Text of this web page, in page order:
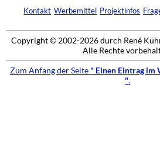
Kontakt Werbemittel Projektinfos
Copyright © 2002-2026 durch René
Alle Rechte
Zum Anfang der Seite " Einen Eintrag im
".